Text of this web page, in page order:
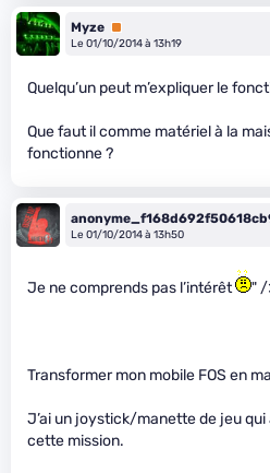
Myze Premium
Le 01/10/2014 à 13h19
Quelqu’un peut m’expliquer le
Que faut il comme matériel à la
fonctionne ?
Le 01/10/2014 à 13h50
Je ne comprends pas l’intérêt " /
Transformer mon mobile FOS en
J’ai un joystick/manette de jeu
cette mission.